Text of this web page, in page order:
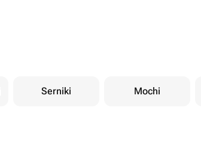
Serniki Mochi